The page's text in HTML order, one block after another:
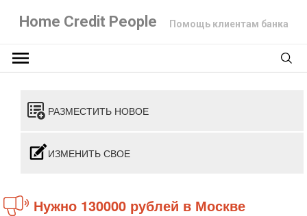
Home Credit People Помощь клиентам банка
РАЗМЕСТИТЬ НОВОЕ
ИЗМЕНИТЬ СВОЕ
Нужно 130000 рублей в Москве